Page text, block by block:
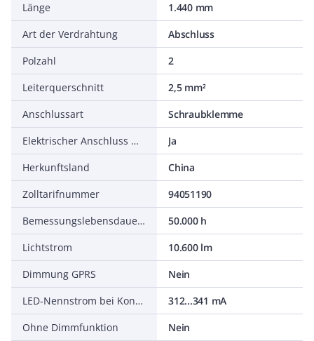
Länge
1.440 mm
Art der Verdrahtung
Abschluss
Polzahl
2
Leiterquerschnitt
2,5 mm²
Anschlussart
Schraubklemme
Elektrischer Anschluss mit Stecksystem
Ja
Herkunftsland
China
Zolltarifnummer
94051190
Bemessungslebensdauer L80/B10 bei 25 °C
50.000 h
Lichtstrom
10.600 lm
Dimmung GPRS
Nein
LED-Nennstrom bei Konstantstrom
312...341 mA
Ohne Dimmfunktion
Nein